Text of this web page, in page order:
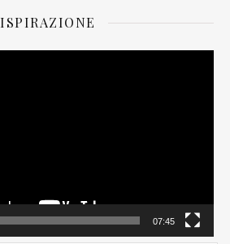
ISPIRAZIONE
07:45